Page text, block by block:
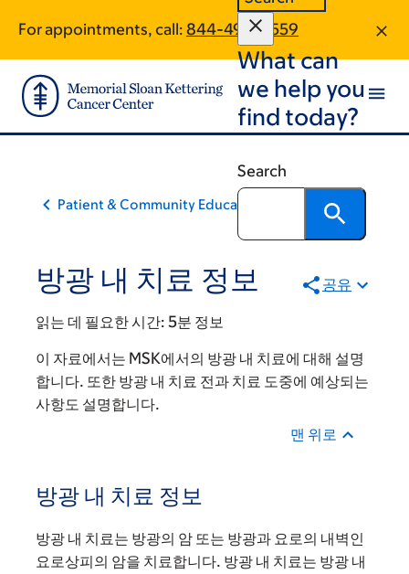
main
content
footer
For appointments, call: 844-498-6559
What can
we help you
find today?
Search
Patient & Community Education
방광 내 치료 정보 공유
읽는 데 필요한 시간: 5분 정보
이 자료에서는 MSK에서의 방광 내 치료에 대해 설명
합니다. 또한 방광 내 치료 전과 치료 도중에 예상되는
사항도 설명합니다.
맨 위로
방광 내 치료 정보
방광 내 치료는 방광의 암 또는 방광과 요로의 내벽인
요로상피의 암을 치료합니다. 방광 내 치료는 방광 내